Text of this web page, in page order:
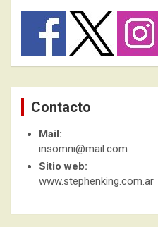
Contacto
Mail:
insomni@mail.com
Sitio web:
www.stephenking.com.ar